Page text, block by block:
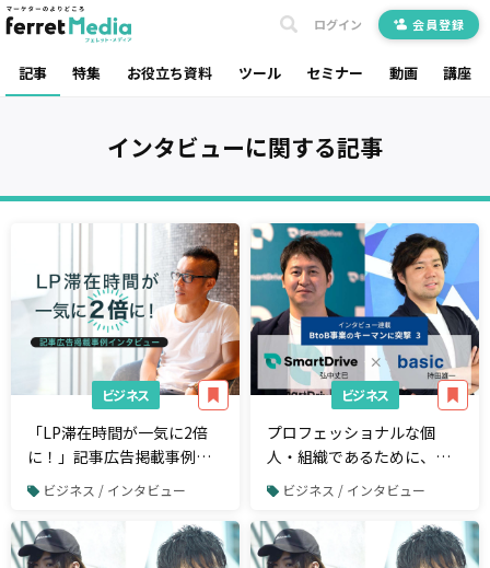
記事 特集 お役立ち資料 ツール セミナー 動画 講座
ログイン 会員登録
インタビューに関する記事
ビジネス
「LP滞在時間が一気に2倍
に！」記事広告掲載事例イ
ンタビュー
ビジネス / インタビュー
ビジネス
プロフェッショナルな個
人・組織であるために、基
本に忠実にブレずにメンバ
ーに発信し続ける〜株式会
社スマートドライブ 弘中丈
巳の視点〜
ビジネス / インタビュー